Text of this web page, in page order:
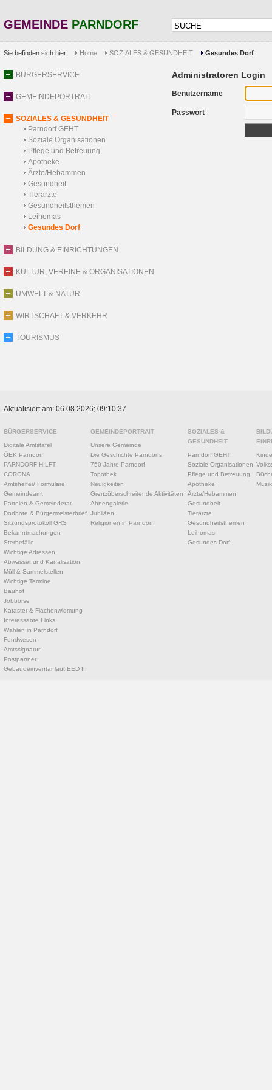
GEMEINDE PARNDORF
Sie befinden sich hier: Home SOZIALES & GESUNDHEIT Gesundes Dorf
BÜRGERSERVICE
GEMEINDEPORTRAIT
SOZIALES & GESUNDHEIT
Parndorf GEHT
Soziale Organisationen
Pflege und Betreuung
Apotheke
Ärzte/Hebammen
Gesundheit
Tierärzte
Gesundheitsthemen
Leihomas
Gesundes Dorf
BILDUNG & EINRICHTUNGEN
KULTUR, VEREINE & ORGANISATIONEN
UMWELT & NATUR
WIRTSCHAFT & VERKEHR
TOURISMUS
Administratoren Login
Benutzername
Passwort
Aktualisiert am: 06.08.2026; 09:10:37
BÜRGERSERVICE
Digitale Amtstafel
ÖEK Parndorf
PARNDORF HILFT
CORONA
Amtshelfer/ Formulare
Gemeindeamt
Parteien & Gemeinderat
Dorfbote & Bürgermeisterbrief
Sitzungsprotokoll GRS
Bekanntmachungen
Sterbefälle
Wichtige Adressen
Abwasser und Kanalisation
Müll & Sammelstellen
Wichtige Termine
Bauhof
Jobbörse
Kataster & Flächenwidmung
Interessante Links
Wahlen in Parndorf
Fundwesen
Amtssignatur
Postpartner
Gebäudeinventar laut EED III
GEMEINDEPORTRAIT
Unsere Gemeinde
Die Geschichte Parndorfs
750 Jahre Parndorf
Topothek
Neuigkeiten
Grenzüberschreitende Aktivitäten
Ahnengalerie
Jubiläen
Religionen in Parndorf
SOZIALES &
GESUNDHEIT
Parndorf GEHT
Soziale Organisationen
Pflege und Betreuung
Apotheke
Ärzte/Hebammen
Gesundheit
Tierärzte
Gesundheitsthemen
Leihomas
Gesundes Dorf